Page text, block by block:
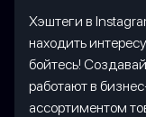
Хэштеги в
находить
бойтесь!
работают в
ассортиментом